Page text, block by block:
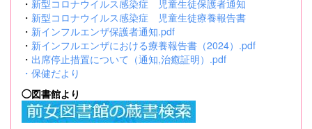
・ 新型コロナウイルス感染症 児童生徒保護者通知
・ 新型コロナウイルス感染症 児童生徒療養報告書
・ 新インフルエンザ保護者通知.pdf
・ 新インフルエンザにおける療養報告書（2024）.pdf
・ 出席停止措置について（通知,治癒証明）.pdf
・ 保健だより
◯図書館より